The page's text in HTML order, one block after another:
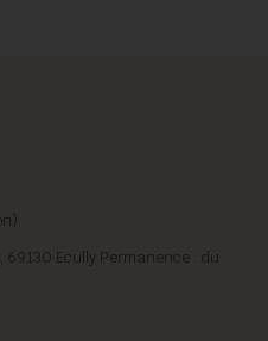
69130 Ecully Permanence : du